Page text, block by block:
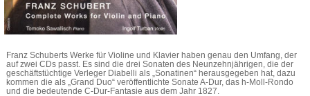
Franz Schuberts Werke für Violine und Klavier haben genau den Umfang, der
auf zwei CDs passt. Es sind die drei Sonaten des Neunzehnjährigen, die der
geschäftstüchtige Verleger Diabelli als „Sonatinen“ herausgegeben hat, dazu
kommen die als „Grand Duo“ veröffentlichte Sonate A-Dur, das h-Moll-Rondo
und die bedeutende C-Dur-Fantasie aus dem Jahr 1827.